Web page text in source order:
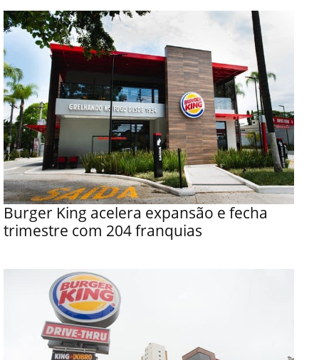
Burger King acelera expansão e fecha
trimestre com 204 franquias